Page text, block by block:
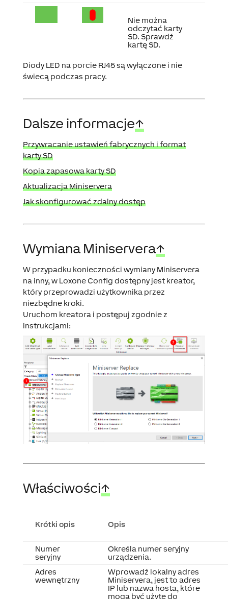
Nie można
odczytać karty
SD. Sprawdź
kartę SD.
Diody LED na porcie RJ45 są wyłączone i nie
świecą podczas pracy.
Dalsze informacje↑
Przywracanie ustawień fabrycznych i format
karty SD
Kopia zapasowa karty SD
Aktualizacja Miniservera
Jak skonfigurować zdalny dostęp
Wymiana Miniservera↑
W przypadku konieczności wymiany Miniservera
na inny, w Loxone Config dostępny jest kreator,
który przeprowadzi użytkownika przez
niezbędne kroki.
Uruchom kreatora i postępuj zgodnie z
instrukcjami:
Właściwości↑
Krótki opis Opis
Numer
seryjny
Określa numer seryjny
urządzenia.
Adres
wewnętrzny
Wprowadź lokalny adres
Miniservera, jest to adres
IP lub nazwa hosta, które
mogą być użyte do